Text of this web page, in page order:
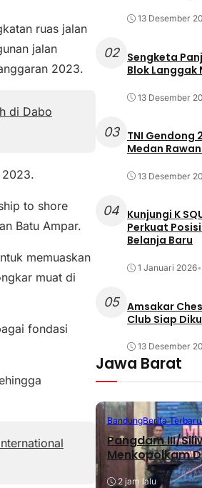
ruas jalan
jalan
2023.
di Dabo
2023.
to shore
Batu Ampar.
memuaskan
muat di
fondasi
13 Desember
02
Sengketa
Blok Langgak
13 Desember
03
TNI Gendong
Medan
13 Desember
04 Kunjungi K
Perkuat
Belanja Baru
1 Januari 2026•
05 Amsakar
Club Siap
13 Desember
Jawa Barat
BandungBerita Terbaru
Pangdam III/
Menkopolkam
2 jam lalu